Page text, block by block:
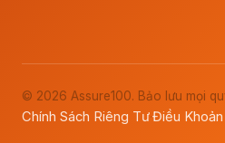
© 2026 Assure100. Bảo lưu mọi
Chính Sách Riêng Tư·Điều Khoản